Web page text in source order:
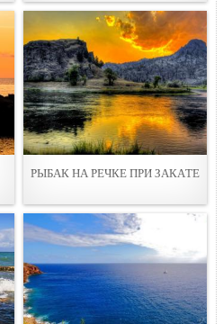
РЫБАК НА РЕЧКЕ ПРИ ЗАКAТЕ